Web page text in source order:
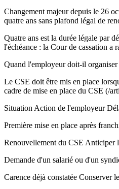
Changement majeur depuis le 26
quatre ans sans plafond légal de
Quatre ans est la durée légale par
l'échéance : la Cour de cassation a
Quand l'employeur doit-il
Le CSE doit être mis en place
cadre de mise en place du CSE (/
Situation Action de l'employeur
Première mise en place après
Renouvellement du CSE Anticiper
Demande d'un salarié ou d'un
Carence déjà constatée Conserver